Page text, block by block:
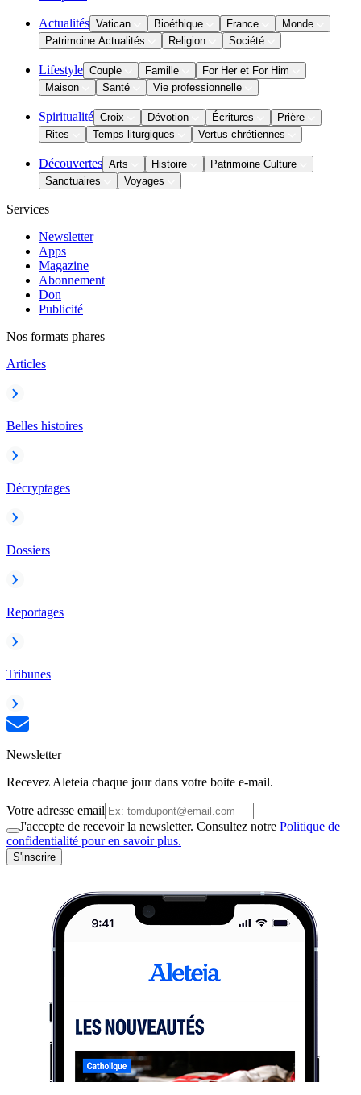
Actualités Vatican Bioéthique France
Monde
Patrimoine Actualités
Religion Société
Lifestyle Couple Famille
For Her et For Him
Maison
Santé Vie professionnelle
Spiritualité Croix Dévotion Écritures
Prière
Rites
Temps liturgiques Vertus chrétiennes
Découvertes Arts Histoire
Patrimoine Culture
Sanctuaires
Voyages
Services
Newsletter
Apps
Magazine
Abonnement
Don
Publicité
Nos formats phares
Articles
Belles histoires
Décryptages
Dossiers
Reportages
Tribunes
Newsletter
Recevez Aleteia chaque jour dans votre boite e-mail.
Votre adresse email
J'accepte de recevoir la newsletter. Consultez notre Politique de
confidentialité pour en savoir plus.
S'inscrire